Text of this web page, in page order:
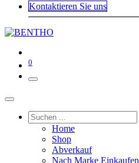
Kontaktieren Sie uns
0
Home
Shop
Abverkauf
Nach Marke Einkaufen